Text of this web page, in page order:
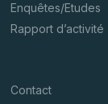
Enquêtes/Etudes
Rapport d’activité
Contact